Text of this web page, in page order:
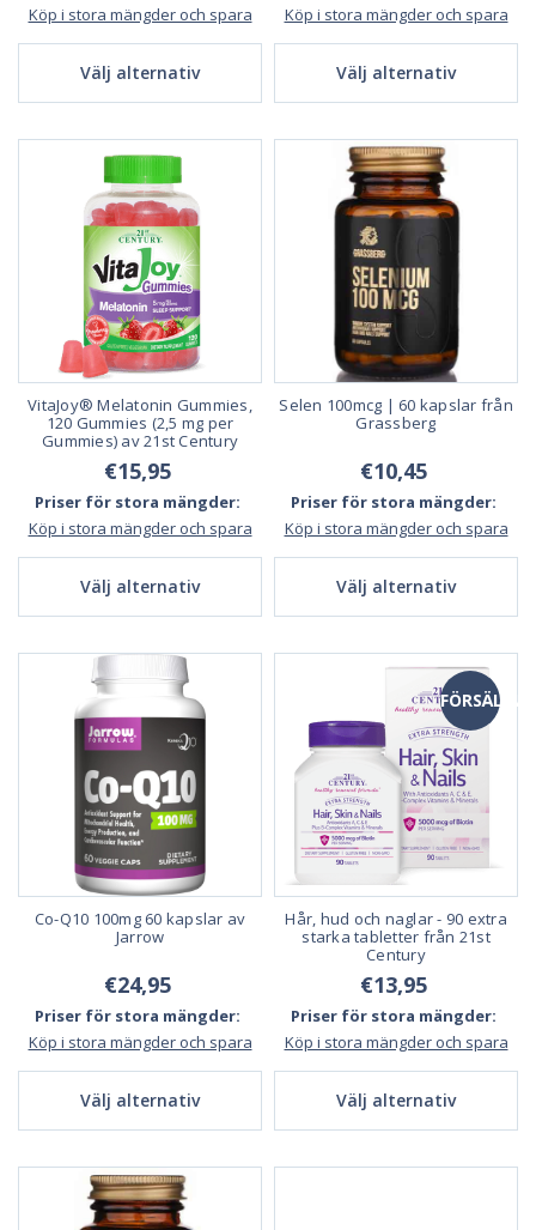
Köp i stora mängder och spara
Välj alternativ
Köp i stora mängder och spara
Välj alternativ
VitaJoy® Melatonin Gummies,
120 Gummies (2,5 mg per
Gummies) av 21st Century
€15,95
Priser för stora mängder:
Köp i stora mängder och spara
Välj alternativ
Selen 100mcg | 60 kapslar från
Grassberg
€10,45
Priser för stora mängder:
Köp i stora mängder och spara
Välj alternativ
Co-Q10 100mg 60 kapslar av
Jarrow
€24,95
Priser för stora mängder:
Köp i stora mängder och spara
Välj alternativ
Hår, hud och naglar - 90 extra
starka tabletter från 21st
Century
€13,95
Priser för stora mängder:
Köp i stora mängder och spara
Välj alternativ